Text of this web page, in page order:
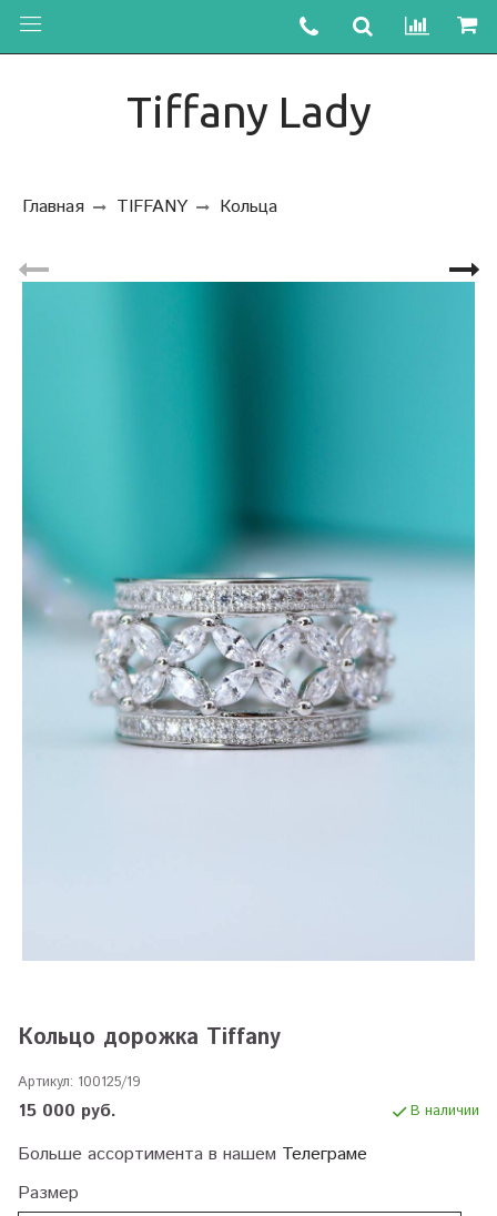
Tiffany Lady
Главная TIFFANY Кольца
Кольцо дорожка Tiffany
Артикул: 100125/19
15 000 руб. В наличии
Больше ассортимента в нашем Телеграме
Размер